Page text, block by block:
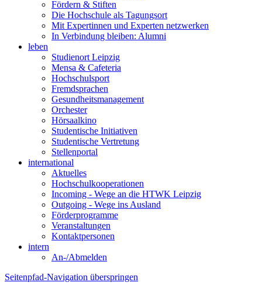
Fördern & Stiften
Die Hochschule als Tagungsort
Mit Expertinnen und Experten netzwerken
In Verbindung bleiben: Alumni
leben
Studienort Leipzig
Mensa & Cafeteria
Hochschulsport
Fremdsprachen
Gesundheitsmanagement
Orchester
Hörsaalkino
Studentische Initiativen
Studentische Vertretung
Stellenportal
international
Aktuelles
Hochschulkooperationen
Incoming - Wege an die HTWK Leipzig
Outgoing - Wege ins Ausland
Förderprogramme
Veranstaltungen
Kontaktpersonen
intern
An-/Abmelden
Seitenpfad-Navigation überspringen